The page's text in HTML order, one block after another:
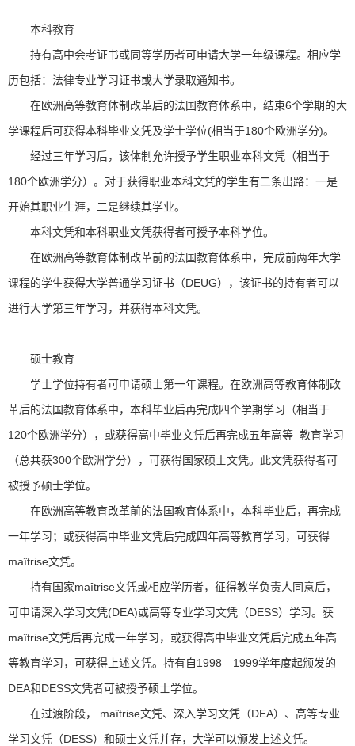
本科教育
持有高中会考证书或同等学历者可申请大学一年级课程。相应学
历包括：法律专业学习证书或大学录取通知书。
在欧洲高等教育体制改革后的法国教育体系中，结束6个学期的大
学课程后可获得本科毕业文凭及学士学位(相当于180个欧洲学分)。
经过三年学习后，该体制允许授予学生职业本科文凭（相当于
180个欧洲学分）。对于获得职业本科文凭的学生有二条出路：一是
开始其职业生涯，二是继续其学业。
本科文凭和本科职业文凭获得者可授予本科学位。
在欧洲高等教育体制改革前的法国教育体系中，完成前两年大学
课程的学生获得大学普通学习证书（DEUG），该证书的持有者可以
进行大学第三年学习，并获得本科文凭。
硕士教育
学士学位持有者可申请硕士第一年课程。在欧洲高等教育体制改
革后的法国教育体系中，本科毕业后再完成四个学期学习（相当于
120个欧洲学分），或获得高中毕业文凭后再完成五年高等 教育学习
（总共获300个欧洲学分），可获得国家硕士文凭。此文凭获得者可
被授予硕士学位。
在欧洲高等教育改革前的法国教育体系中，本科毕业后，再完成
一年学习；或获得高中毕业文凭后完成四年高等教育学习，可获得
maîtrise文凭。
持有国家maîtrise文凭或相应学历者，征得教学负责人同意后，
可申请深入学习文凭(DEA)或高等专业学习文凭（DESS）学习。获
maîtrise文凭后再完成一年学习，或获得高中毕业文凭后完成五年高
等教育学习，可获得上述文凭。持有自1998―1999学年度起颁发的
DEA和DESS文凭者可被授予硕士学位。
在过渡阶段， maîtrise文凭、深入学习文凭（DEA）、高等专业
学习文凭（DESS）和硕士文凭并存，大学可以颁发上述文凭。